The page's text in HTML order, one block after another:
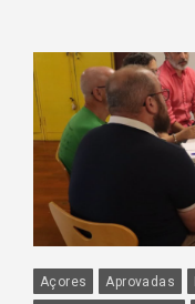
Açores Aprovadas